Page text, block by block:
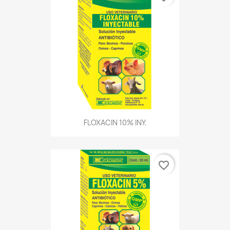
FLOXACIN 10% INY.
favorite_border